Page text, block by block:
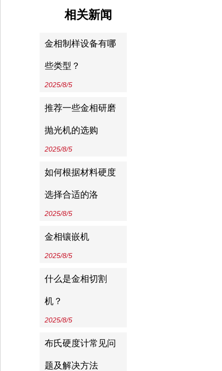
相关新闻
金相制样设备有哪
些类型？
2025/8/5
推荐一些金相研磨
抛光机的选购
2025/8/5
如何根据材料硬度
选择合适的洛
2025/8/5
金相镶嵌机
2025/8/5
什么是金相切割
机？
2025/8/5
布氏硬度计常见问
题及解决方法